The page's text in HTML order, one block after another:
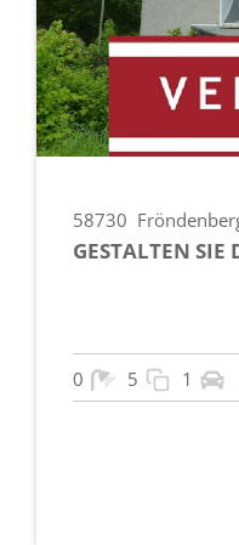
58730
GESTALTEN SIE
0 5 1